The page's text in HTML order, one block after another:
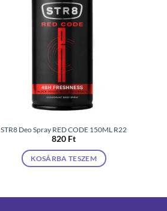
STR8 Deo Spray RED CODE 150ML R22
820 Ft
KOSÁRBA TESZEM